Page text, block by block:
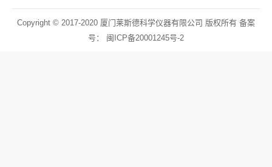
Copyright © 2017-2020 厦门莱斯德科学仪器有限公司 版权所有 备案
号： 闽ICP备20001245号-2